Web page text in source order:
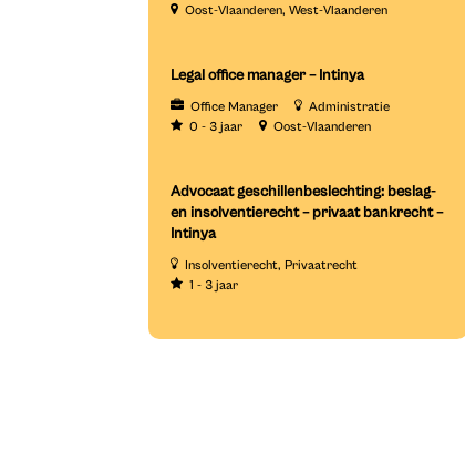
Oost-Vlaanderen West-Vlaanderen
Legal office manager – Intinya
Office Manager
Administratie
0 - 3 jaar
Oost-Vlaanderen
Advocaat geschillenbeslechting: beslag-
en insolventierecht – privaat bankrecht –
Intinya
Insolventierecht Privaatrecht
1 - 3 jaar